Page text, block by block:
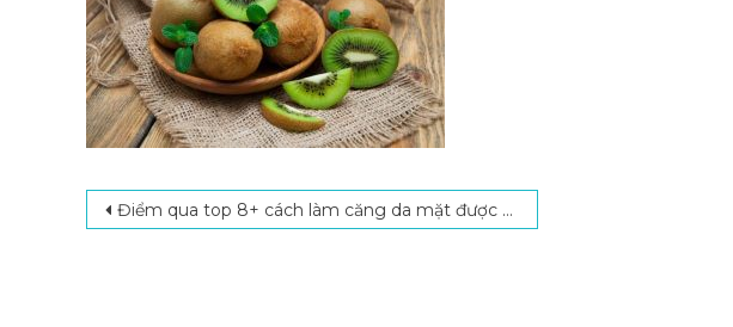
Post navigation
Điểm qua top 8+ cách làm căng da mặt được yêu thích nhất